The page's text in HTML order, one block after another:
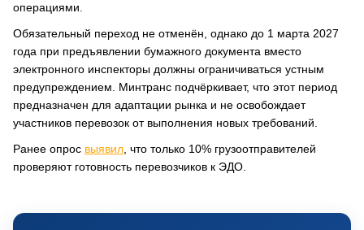
операциями.
Обязательный переход не отменён, однако до 1 марта 2027
года при предъявлении бумажного документа вместо
электронного инспекторы должны ограничиваться устным
предупреждением. Минтранс подчёркивает, что этот период
предназначен для адаптации рынка и не освобождает
участников перевозок от выполнения новых требований.
Ранее опрос выявил , что только 10% грузоотправителей
проверяют готовность перевозчиков к ЭДО.